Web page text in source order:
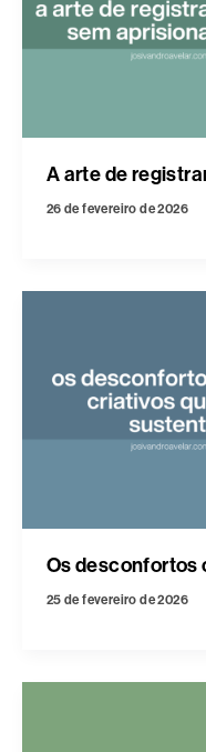
A arte de
26 de fevereiro de 2026
Os desconfortos
25 de fevereiro de 2026